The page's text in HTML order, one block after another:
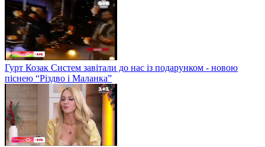
Гурт Козак Систем завітали до нас із подарунком - новою
піснею “Різдво і Маланка”